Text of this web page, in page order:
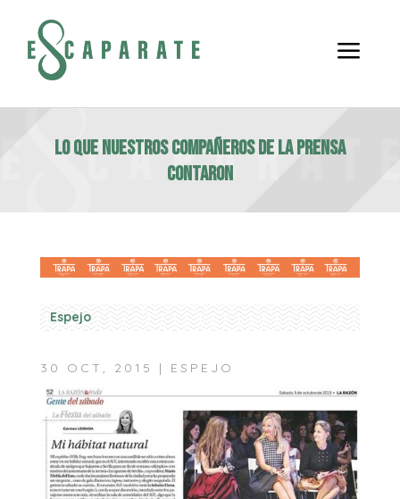
a
Lo que nuestros compañeros de la prensa
contaron
Espejo
30 OCT, 2015 | ESPEJO